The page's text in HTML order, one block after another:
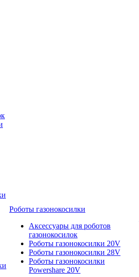
Роботы газонокосилки
Аксессуары для роботов
газонокосилок
Роботы газонокосилки 20V
Роботы газонокосилки 28V
Роботы газонокосилки
Powershare 20V